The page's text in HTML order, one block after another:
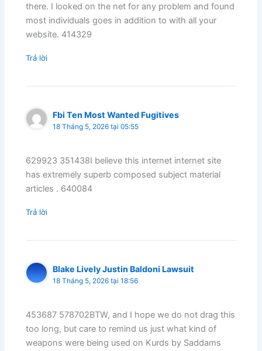
there. I looked on the net for any problem and found
most individuals goes in addition to with all your
website. 414329
Trả lời
Fbi Ten Most Wanted Fugitives
18 Tháng 5, 2026 tại 05:55
629923 351438I believe this internet internet site
has extremely superb composed subject material
articles . 640084
Trả lời
Blake Lively Justin Baldoni Lawsuit
18 Tháng 5, 2026 tại 18:56
453687 578702BTW, and I hope we do not drag this
too long, but care to remind us just what kind of
weapons were being used on Kurds by Saddams